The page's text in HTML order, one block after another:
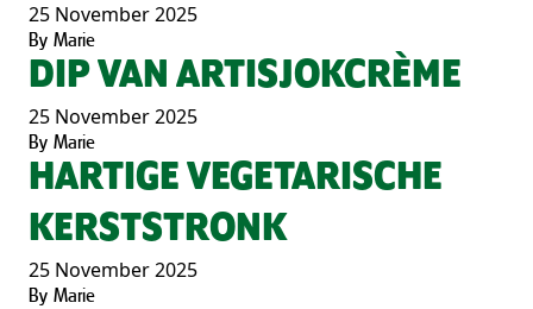
25 November 2025
By Marie
DIP VAN ARTISJOKCRÈME
25 November 2025
By Marie
HARTIGE VEGETARISCHE
KERSTSTRONK
25 November 2025
By Marie